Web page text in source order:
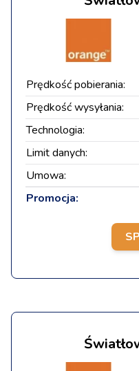
Prędkość pobierania:
Prędkość wysyłania:
Technologia:
Limit danych:
Umowa:
Promocja: